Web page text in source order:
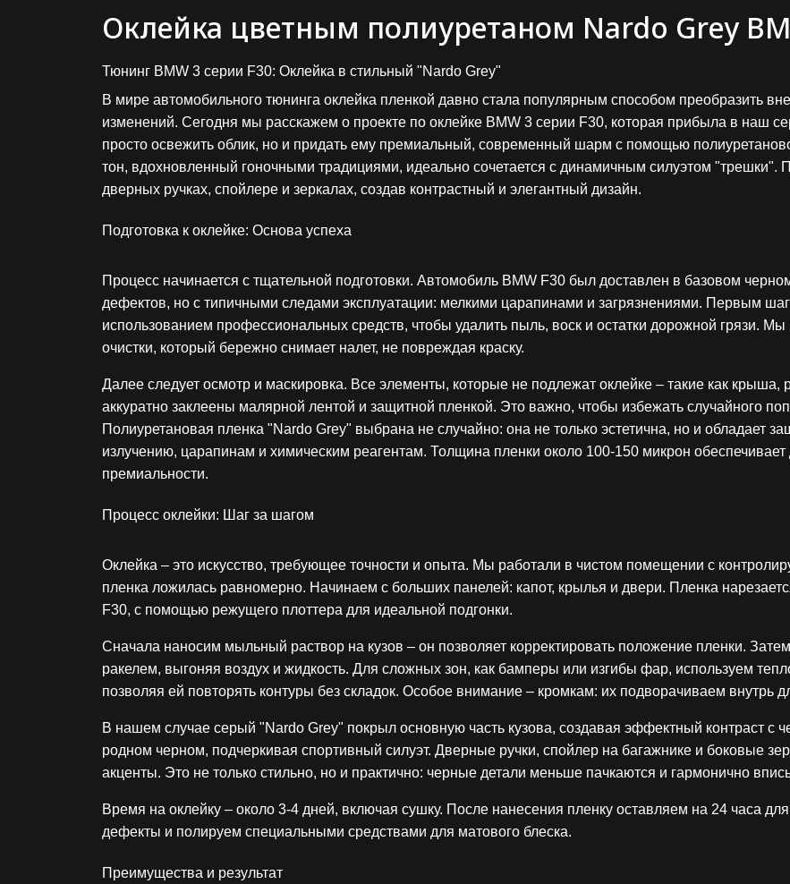
Оклейка цветным полиуретаном Nardo Grey
Тюнинг BMW 3 серии F30: Оклейка в стильный "Nardo Grey"
В мире автомобильного тюнинга оклейка пленкой давно стала популярным способом преобразить
изменений. Сегодня мы расскажем о проекте по оклейке BMW 3 серии F30, которая прибыла в наш
просто освежить облик, но и придать ему премиальный, современный шарм с помощью
тон, вдохновленный гоночными традициями, идеально сочетается с динамичным силуэтом
дверных ручках, спойлере и зеркалах, создав контрастный и элегантный дизайн.
Подготовка к оклейке: Основа успеха
Процесс начинается с тщательной подготовки. Автомобиль BMW F30 был доставлен в базовом
дефектов, но с типичными следами эксплуатации: мелкими царапинами и загрязнениями. Первым
использованием профессиональных средств, чтобы удалить пыль, воск и остатки дорожной грязи.
очистки, который бережно снимает налет, не повреждая краску.
Далее следует осмотр и маскировка. Все элементы, которые не подлежат оклейке – такие как крыша,
аккуратно заклеены малярной лентой и защитной пленкой. Это важно, чтобы избежать случайного
Полиуретановая пленка "Nardo Grey" выбрана не случайно: она не только эстетична, но и обладает
излучению, царапинам и химическим реагентам. Толщина пленки около 100-150 микрон обеспечивает
премиальности.
Процесс оклейки: Шаг за шагом
Оклейка – это искусство, требующее точности и опыта. Мы работали в чистом помещении с
пленка ложилась равномерно. Начинаем с больших панелей: капот, крылья и двери. Пленка
F30, с помощью режущего плоттера для идеальной подгонки.
Сначала наносим мыльный раствор на кузов – он позволяет корректировать положение пленки.
ракелем, выгоняя воздух и жидкость. Для сложных зон, как бамперы или изгибы фар, используем
позволяя ей повторять контуры без складок. Особое внимание – кромкам: их подворачиваем внутрь
В нашем случае серый "Nardo Grey" покрыл основную часть кузова, создавая эффектный контраст с
родном черном, подчеркивая спортивный силуэт. Дверные ручки, спойлер на багажнике и боковые
акценты. Это не только стильно, но и практично: черные детали меньше пачкаются и гармонично
Время на оклейку – около 3-4 дней, включая сушку. После нанесения пленку оставляем на 24 часа
дефекты и полируем специальными средствами для матового блеска.
Преимущества и результат